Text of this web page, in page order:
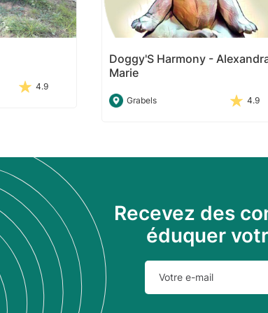
4.9
Doggy'S Harmony -
Marie
Grabels 4.9
Recevez des
éduquer